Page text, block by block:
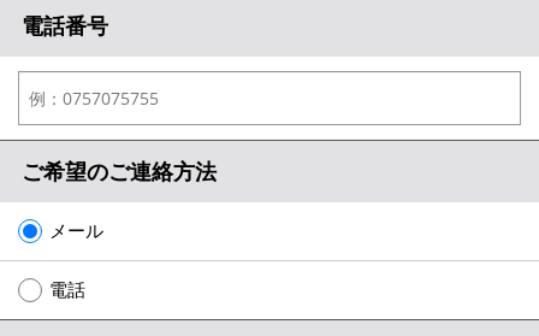
電話番号
ご希望のご連絡方法
メール
電話